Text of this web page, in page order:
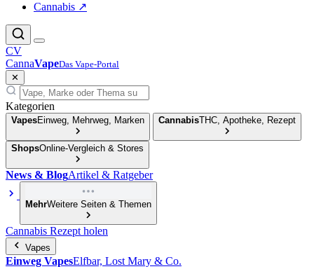
Cannabis ↗
CV
CannaVapeDas Vape-Portal
✕
Kategorien
VapesEinweg, Mehrweg, Marken CannabisTHC, Apotheke, Rezept
ShopsOnline-Vergleich & Stores
News & BlogArtikel & Ratgeber
MehrWeitere Seiten & Themen
Cannabis Rezept holen
Vapes
Einweg VapesElfbar, Lost Mary & Co.